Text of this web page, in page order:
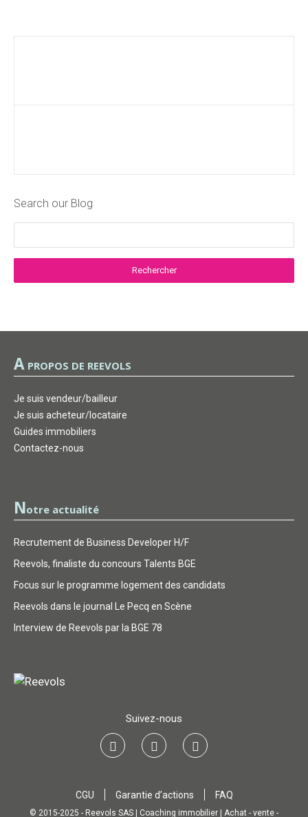
Search our Blog
A PROPOS DE REEVOLS
Je suis vendeur/bailleur
Je suis acheteur/locataire
Guides immobiliers
Contactez-nous
Notre actualité
Recrutement de Business Developer H/F
Reevols, finaliste du concours Talents BGE
Focus sur le programme logement des candidats
Reevols dans le journal Le Pecq en Scène
Interview de Reevols par la BGE 78
Suivez-nous
CGU Garantie d’actions FAQ
© 2015-2025 - Reevols SAS | Coaching immobilier | Achat - vente -